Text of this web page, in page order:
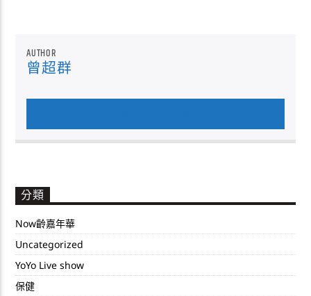
AUTHOR
曾超群
分類
Now齡嘉年華
Uncategorized
YoYo Live show
保健